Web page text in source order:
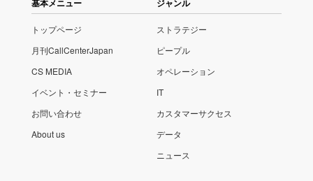
基本メニュー
トップページ
月刊CallCenterJapan
CS MEDIA
イベント・セミナー
お問い合わせ
About us
ジャンル
ストラテジー
ピープル
オペレーション
IT
カスタマーサクセス
データ
ニュース